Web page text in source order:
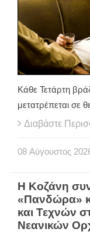
Κάθε Τετάρτη
μετατρέπεται σε
Διαβάστε
08 Αύγουστος
Η Κοζάνη
«Πανδώρα»
και Τεχνών
Νεανικών